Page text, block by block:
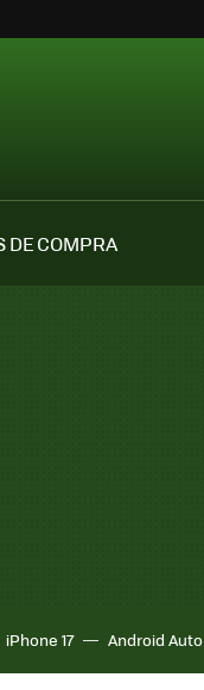
DE COMPRA
iPhone 17 Android Auto